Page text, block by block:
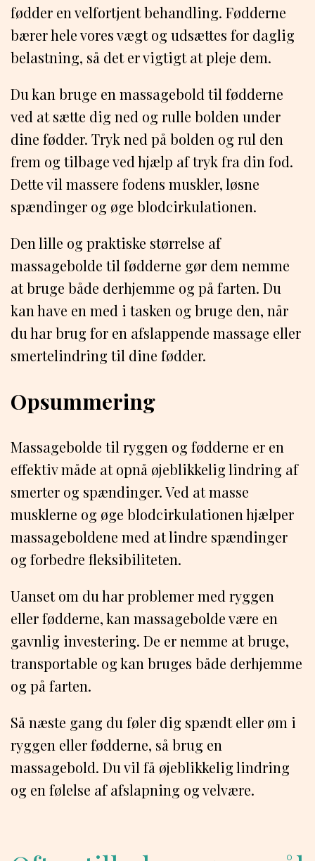
fødder en velfortjent behandling. Fødderne
bærer hele vores vægt og udsættes for daglig
belastning, så det er vigtigt at pleje dem.
Du kan bruge en massagebold til fødderne
ved at sætte dig ned og rulle bolden under
dine fødder. Tryk ned på bolden og rul den
frem og tilbage ved hjælp af tryk fra din fod.
Dette vil massere fodens muskler, løsne
spændinger og øge blodcirkulationen.
Den lille og praktiske størrelse af
massagebolde til fødderne gør dem nemme
at bruge både derhjemme og på farten. Du
kan have en med i tasken og bruge den, når
du har brug for en afslappende massage eller
smertelindring til dine fødder.
Opsummering
Massagebolde til ryggen og fødderne er en
effektiv måde at opnå øjeblikkelig lindring af
smerter og spændinger. Ved at masse
musklerne og øge blodcirkulationen hjælper
massageboldene med at lindre spændinger
og forbedre fleksibiliteten.
Uanset om du har problemer med ryggen
eller fødderne, kan massagebolde være en
gavnlig investering. De er nemme at bruge,
transportable og kan bruges både derhjemme
og på farten.
Så næste gang du føler dig spændt eller øm i
ryggen eller fødderne, så brug en
massagebold. Du vil få øjeblikkelig lindring
og en følelse af afslapning og velvære.